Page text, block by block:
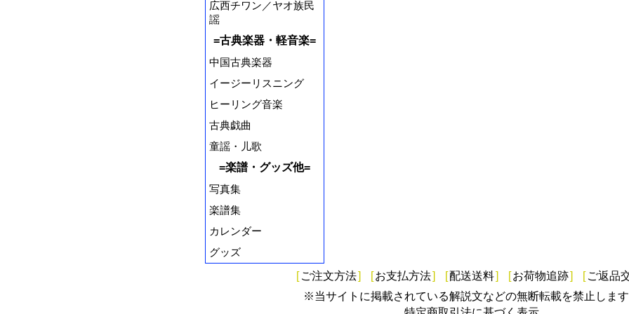
広西チワン／ヤオ族民
謡
=古典楽器・軽音楽=
中国古典楽器
イージーリスニング
ヒーリング音楽
古典戯曲
童謡・儿歌
=楽譜・グッズ他=
写真集
楽譜集
カレンダー
グッズ
[ ご注文方法] [お支払方法] [配送送料] [お荷物追跡] [ ご返品
※当サイトに掲載されている解説文などの無断転載を禁止します